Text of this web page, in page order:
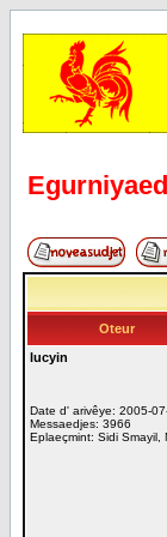
Oteur
lucyin
Date d' arivêye: 2005-
Messaedjes: 3966
Eplaeçmint: Sidi Smayil,